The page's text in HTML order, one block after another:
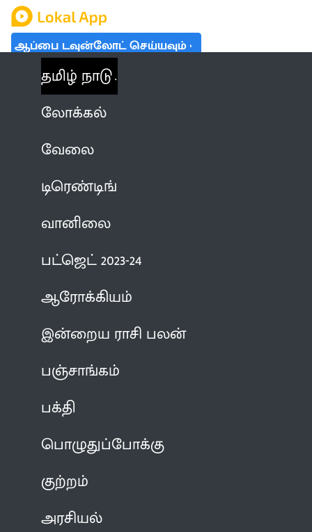
ஆப்பை டவுன்லோட் செய்யவும்
தமிழ் நாடு
லோக்கல்
வேலை
டிரெண்டிங்
வானிலை
பட்ஜெட் 2023-24
ஆரோக்கியம்
இன்றைய ராசி பலன்
பஞ்சாங்கம்
பக்தி
பொழுதுப்போக்கு
குற்றம்
அரசியல்